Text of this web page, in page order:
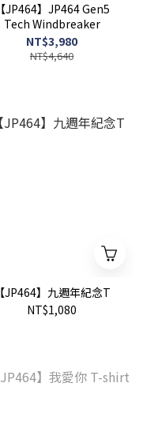
【JP464】JP464 Gen5
Tech Windbreaker
NT$3,980
NT$4,640
【JP464】九週年紀念T
NT$1,080